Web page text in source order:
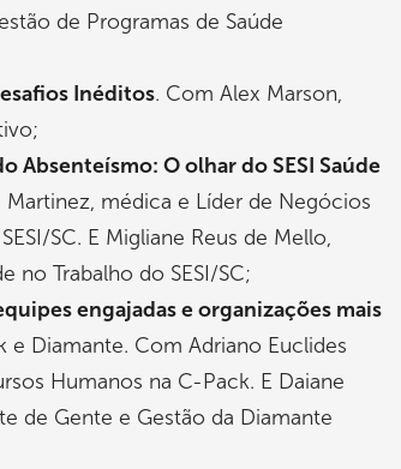
de Programas de Saúde
Inéditos. Com Alex Marson,
Absenteísmo: O olhar do SESI Saúde
Martinez, médica e Líder de Negócios
SC. E Migliane Reus de Mello,
no Trabalho do SESI/SC;
engajadas e organizações mais
e Diamante. Com Adriano Euclides
Humanos na C-Pack. E Daiane
de Gente e Gestão da Diamante